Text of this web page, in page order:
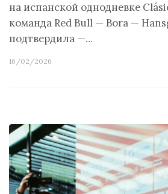
на испанской однодневке
команда Red Bull — Bora —
подтвердила —…
16/02/2026